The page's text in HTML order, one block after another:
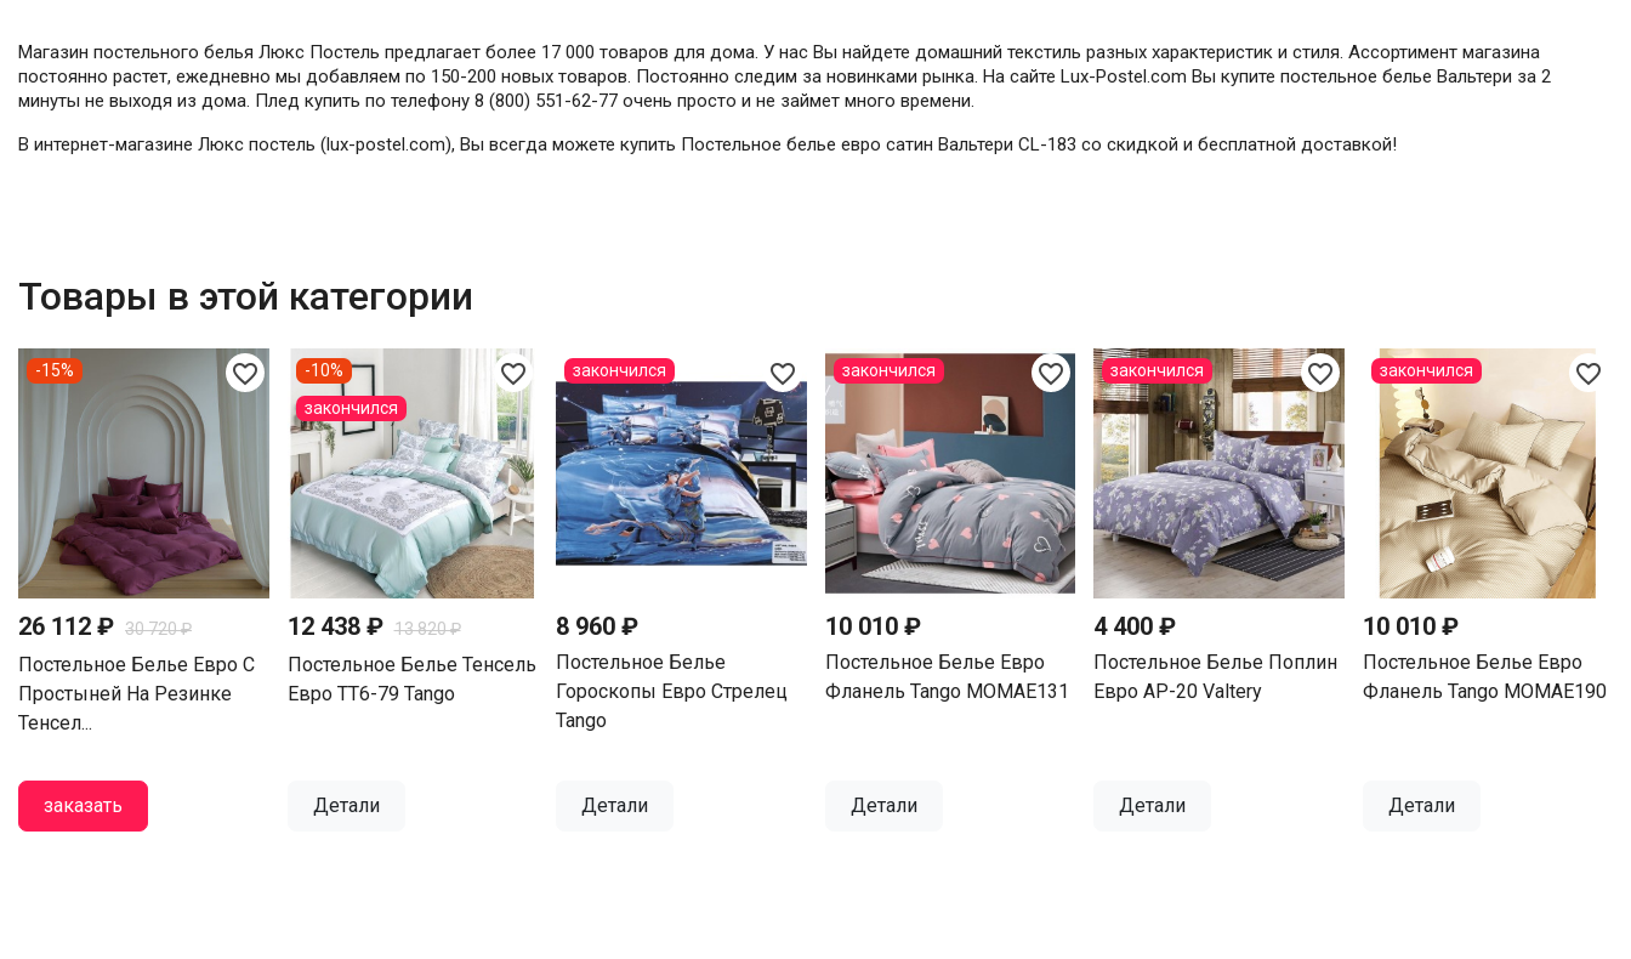
Магазин постельного белья Люкс Постель предлагает более 17 000 товаров для дома. У нас Вы найдете домашний текстиль разных характеристик и стиля. Ассортимент магазина
постоянно растет, ежедневно мы добавляем по 150-200 новых товаров. Постоянно следим за новинками рынка. На сайте Lux-Postel.com Вы купите постельное белье Вальтери за 2
минуты не выходя из дома. Плед купить по телефону 8 (800) 551-62-77 очень просто и не займет много времени.
В интернет-магазине Люкс постель (lux-postel.com), Вы всегда можете купить Постельное белье евро сатин Вальтери CL-183 со скидкой и бесплатной доставкой!
Товары в этой категории
favorite_border
26 112 ₽ 30 720 ₽
Постельное Белье Евро С
Простыней На Резинке
Тенсел...
заказать
-15% favorite_border
12 438 ₽ 13 820 ₽
Постельное Белье Тенсель
Евро TT6-79 Tango
Детали
-10%
закончился
favorite_border
8 960 ₽
Постельное Белье
Гороскопы Евро Стрелец
Tango
Детали
закончился favorite_border
10 010 ₽
Постельное Белье Евро
Фланель Tango MOMAE131
Детали
закончился favorite_border
4 400 ₽
Постельное Белье Поплин
Евро AP-20 Valtery
Детали
закончился favorite_border
10 010 ₽
Постельное Белье Евро
Фланель Tango MOMAE190
Детали
закончился